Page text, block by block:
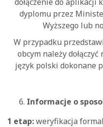
dyplomu przez
Wyższego lub
W przypadku
obcym należy
język polski dokonane
Informacje o
1 etap:weryfikacja